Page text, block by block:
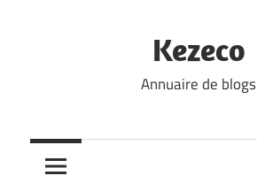
Kezeco
Annuaire de blogs